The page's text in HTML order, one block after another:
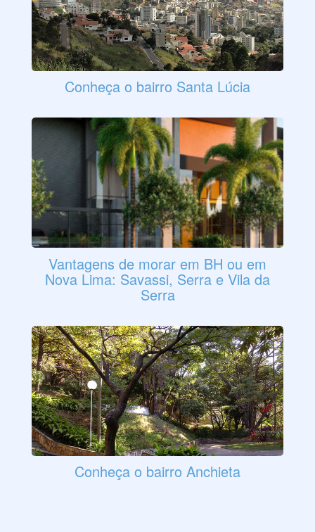
Conheça o bairro Santa Lúcia
Vantagens de morar em BH ou em
Nova Lima: Savassi, Serra e Vila da
Serra
Conheça o bairro Anchieta